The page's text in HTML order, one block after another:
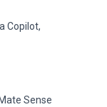
Copilot,
Sense